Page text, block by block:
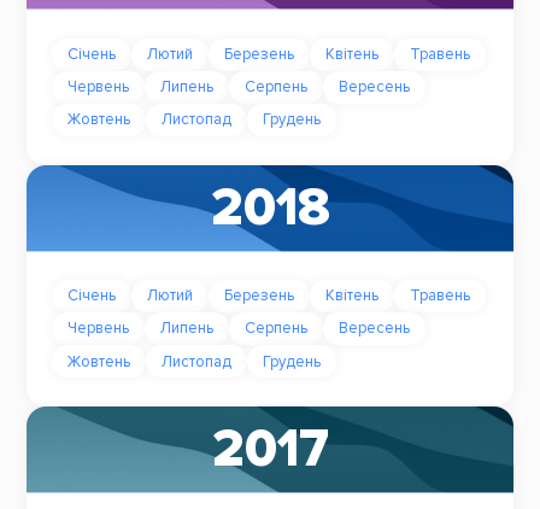
Січень Лютий Березень Квітень
Травень
Червень
Липень Серпень
Вересень
Жовтень
Листопад Грудень
2018
Січень Лютий Березень Квітень
Травень
Червень
Липень Серпень
Вересень
Жовтень
Листопад Грудень
2017